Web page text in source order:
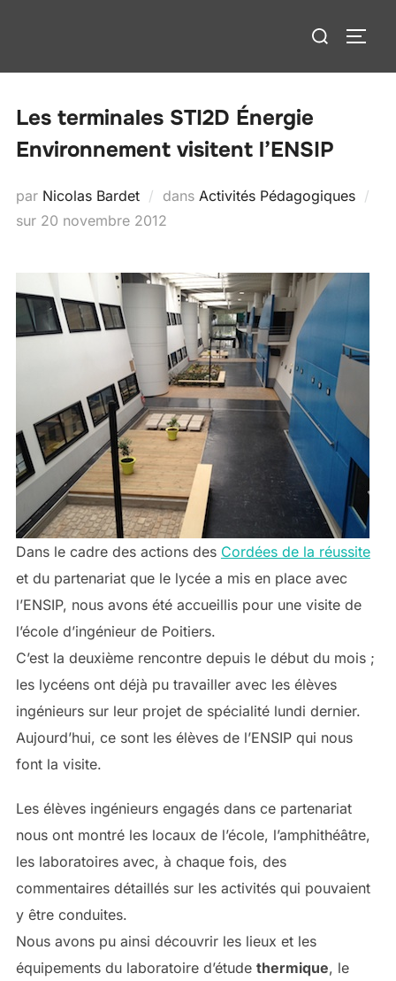
Rechercher :
Les terminales STI2D Énergie
Environnement visitent l’ENSIP
par Nicolas Bardet dans Activités Pédagogiques
sur Publié
20 novembre 2012
Dans le cadre des actions des Cordées de la réussite
et du partenariat que le lycée a mis en place avec
l’ENSIP, nous avons été accueillis pour une visite de
l’école d’ingénieur de Poitiers.
C’est la deuxième rencontre depuis le début du mois ;
les lycéens ont déjà pu travailler avec les élèves
ingénieurs sur leur projet de spécialité lundi dernier.
Aujourd’hui, ce sont les élèves de l’ENSIP qui nous
font la visite.
Les élèves ingénieurs engagés dans ce partenariat
nous ont montré les locaux de l’école, l’amphithéâtre,
les laboratoires avec, à chaque fois, des
commentaires détaillés sur les activités qui pouvaient
y être conduites.
Nous avons pu ainsi découvrir les lieux et les
équipements du laboratoire d’étude thermique, le